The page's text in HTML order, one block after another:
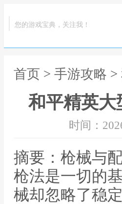
您的游戏宝典，关注我！
首页 > 手游攻略 >
和平精英大
时间：
摘要：枪械与
枪法是一切的
械却忽略了稳